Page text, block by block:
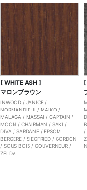
[ WHITE ASH ]
マロンブラウン
INWOOD /JANICE /
NORMANDIE-II / MAIKO /
MALAGA / MASSAI /CAPTAIN /
MOON /CHAIRMAN /SAKI /
DIVA /SARDANE / EPSOM
BERGERE /SIEGFRIED /GORDON
/SOUS BOIS /GOUVERNEUR /
ZELDA
[
/